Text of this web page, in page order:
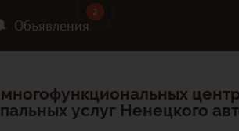
Объявления
2
2
услуг Ненецкого